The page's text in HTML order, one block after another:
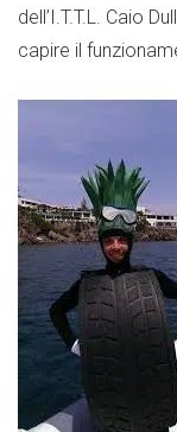
dell’I.T.T.L. Caio
capire il